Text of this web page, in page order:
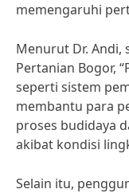
memengaruhi
Menurut Dr.
Pertanian Bogor,
seperti sistem
membantu para
proses budidaya
akibat kondisi
Selain itu,